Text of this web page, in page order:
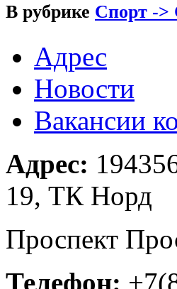
В рубрике Спорт ->
Адрес
Новости
Вакансии
Адрес:
19, ТК Норд
Проспект
Телефон: